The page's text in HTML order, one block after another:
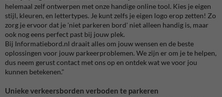
helemaal zelf ontwerpen met onze handige online tool. Kies je eigen
stijl, kleuren, en lettertypes. Je kunt zelfs je eigen logo erop zetten! Zo
zorg je ervoor dat je 'niet parkeren bord' niet alleen handig is, maar
ook nog eens perfect past bij jouw plek.
Bij Informatiebord.nl draait alles om jouw wensen en de beste
oplossingen voor jouw parkeerproblemen. We zijn er om je te helpen,
dus neem gerust contact met ons op en ontdek wat we voor jou
kunnen betekenen."
Unieke verkeersborden verboden te parkeren